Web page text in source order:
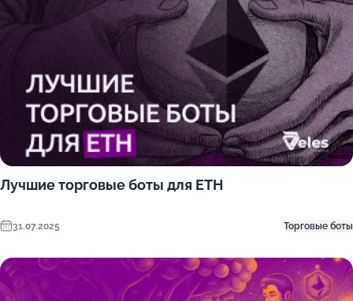
Лучшие торговые боты для ETH
31.07.2025 Торговые боты